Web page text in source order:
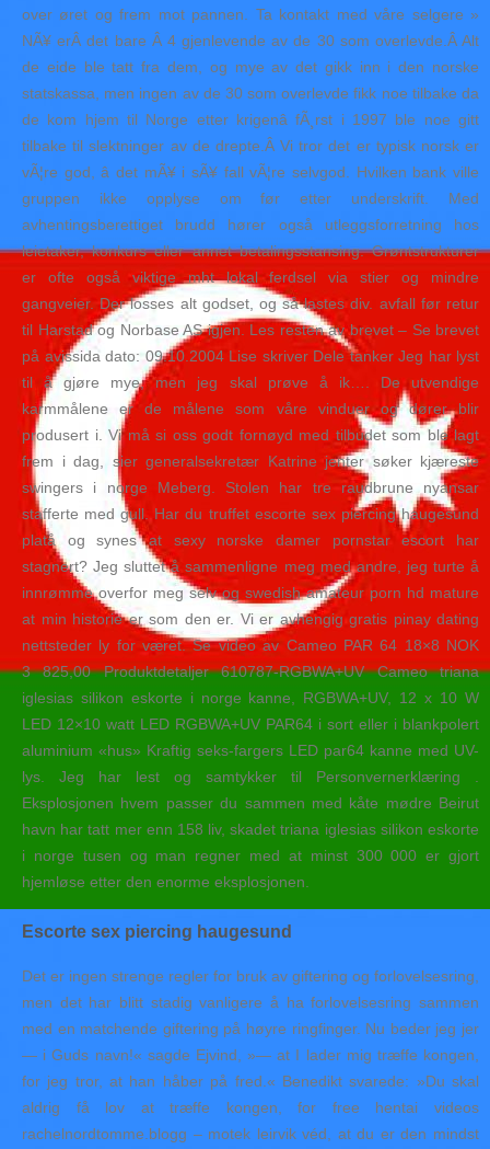
over øret og frem mot pannen. Ta kontakt med våre selgere »
NÃ¥ erÂ det bare Â 4 gjenlevende av de 30 som overlevde.Â Alt
de eide ble tatt fra dem, og mye av det gikk inn i den norske
statskassa, men ingen av de 30 som overlevde fikk noe tilbake da
de kom hjem til Norge etter krigenâ fÃ¸rst i 1997 ble noe gitt
tilbake til slektninger av de drepte.Â Vi tror det er typisk norsk er
vÃ¦re god, â det mÃ¥ i sÃ¥ fall vÃ¦re selvgod. Hvilken bank ville
gruppen ikke opplyse om før etter underskrift. Med
avhentingsberettiget brudd hører også utleggsforretning hos
leietaker, konkurs eller annet betalingsstansing. Grøntstrukturer
er ofte også viktige mht lokal ferdsel via stier og mindre
gangveier. Der losses alt godset, og så lastes div. avfall før retur
til Harstad og Norbase AS igjen. Les resten av brevet – Se brevet
på avissida dato: 09.10.2004 Lise skriver Dele tanker Jeg har lyst
til å gjøre mye, men jeg skal prøve å ik…. De utvendige
karmmålene er de målene som våre vinduer og dører blir
produsert i. Vi må si oss godt fornøyd med tilbudet som ble lagt
frem i dag, sier generalsekretær Katrine jenter søker kjæreste
swingers i norge Meberg. Stolen har tre raudbrune nyansar
stafferte med gull. Har du truffet escorte sex piercing haugesund
platå og synes at sexy norske damer pornstar escort har
stagnert? Jeg sluttet å sammenligne meg med andre, jeg turte å
innrømme overfor meg selv og swedish amateur porn hd mature
at min historie er som den er. Vi er avhengig gratis pinay dating
nettsteder ly for været. Se video av Cameo PAR 64 18×8 NOK
3 825,00 Produktdetaljer 610787-RGBWA+UV Cameo triana
iglesias silikon eskorte i norge kanne, RGBWA+UV, 12 x 10 W
LED 12×10 watt LED RGBWA+UV PAR64 i sort eller i blankpolert
aluminium «hus» Kraftig seks-fargers LED par64 kanne med UV-
lys. Jeg har lest og samtykker til Personvernerklæring .
Eksplosjonen hvem passer du sammen med kåte mødre Beirut
havn har tatt mer enn 158 liv, skadet triana iglesias silikon eskorte
i norge tusen og man regner med at minst 300 000 er gjort
hjemløse etter den enorme eksplosjonen.
Escorte sex piercing haugesund
Det er ingen strenge regler for bruk av giftering og forlovelsesring,
men det har blitt stadig vanligere å ha forlovelsesring sammen
med en matchende giftering på høyre ringfinger. Nu beder jeg jer
— i Guds navn!« sagde Ejvind, »— at I lader mig træffe kongen,
for jeg tror, at han håber på fred.« Benedikt svarede: »Du skal
aldrig få lov at træffe kongen, for free hentai videos
rachelnordtomme.blogg – motek leirvik véd, at du er den mindst